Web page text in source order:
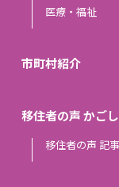
医療・福祉
市町村紹介
移住者の声 かご
移住者の声 記